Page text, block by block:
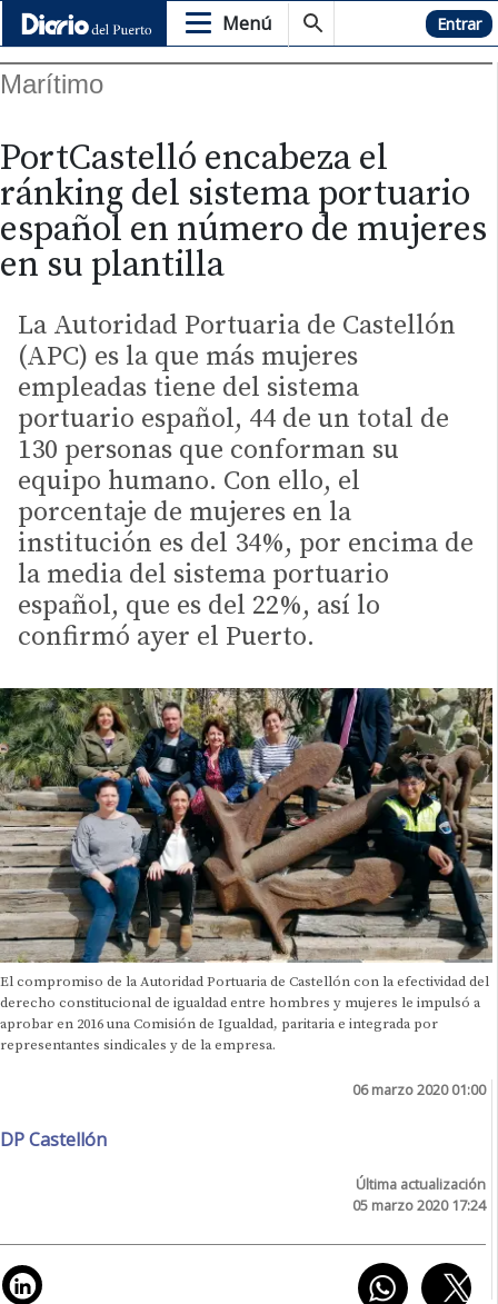
Menú Hemeroteca Entrar
Marítimo
PortCastelló encabeza el
ránking del sistema portuario
español en número de mujeres
en su plantilla
La Autoridad Portuaria de Castellón
(APC) es la que más mujeres
empleadas tiene del sistema
portuario español, 44 de un total de
130 personas que conforman su
equipo humano. Con ello, el
porcentaje de mujeres en la
institución es del 34%, por encima de
la media del sistema portuario
español, que es del 22%, así lo
confirmó ayer el Puerto.
El compromiso de la Autoridad Portuaria de Castellón con la efectividad del
derecho constitucional de igualdad entre hombres y mujeres le impulsó a
aprobar en 2016 una Comisión de Igualdad, paritaria e integrada por
representantes sindicales y de la empresa.
06 marzo 2020 01:00
DP Castellón
Última actualización
05 marzo 2020 17:24